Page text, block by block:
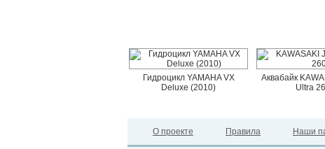
Гидроцикл YAMAHA VX
Deluxe (2010)
Аквабайк
Ultra
О проекте Правила Наши